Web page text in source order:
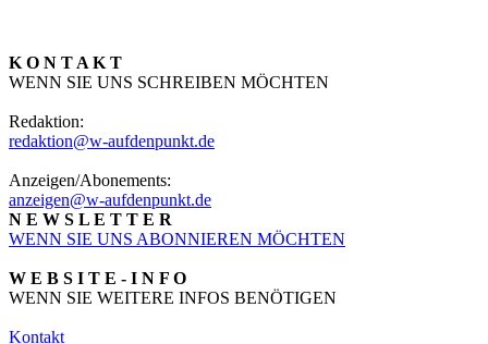
K O N T A K T
WENN SIE UNS SCHREIBEN MÖCHTEN
Redaktion:
redaktion@w-aufdenpunkt.de
Anzeigen/Abonements:
anzeigen@w-aufdenpunkt.de
N E W S L E T T E R
WENN SIE UNS ABONNIEREN MÖCHTEN
W E B S I T E - I N F O
WENN SIE WEITERE INFOS BENÖTIGEN
Kontakt